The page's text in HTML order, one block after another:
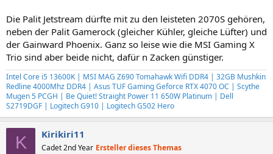
Die Palit Jetstream dürfte mit zu den leisteten 2070S gehören,
neben der Palit Gamerock (gleicher Kühler, gleiche Lüfter) und
der Gainward Phoenix. Ganz so leise wie die MSI Gaming X
Trio sind aber beide nicht, dafür n Zacken günstiger.
Intel Core i5 13600K | MSI MAG Z690 Tomahawk Wifi DDR4 | 32GB Mushkin
Redline 4000Mhz DDR4 | Asus TUF Gaming Geforce RTX 4070 OC | Scythe
Mugen 5 PCGH | Be Quiet! Straight Power 11 650W Platinum | Dell
S2719DGF | Logitech G910 | Logitech G502 Hero
K Kirikiri11
Cadet 2nd Year Ersteller dieses Themas